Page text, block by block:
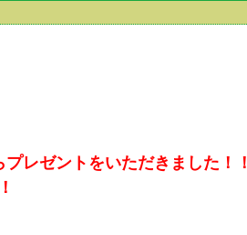
レゼントをいただきました！！